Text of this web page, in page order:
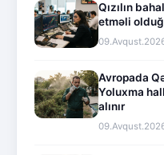
Qızılın
etməli
Avropada
Yoluxma
alınır